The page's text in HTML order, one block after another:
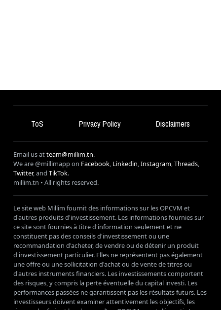
ToS Privacy Policy Disclaimers
Email us atteam@millim.tn.
We are @millimapp on Facebook, Linkedin,Instagram,Threads,
Twitter, and TikTok.
millim.tn • All rights reserved.
Le site web Millim fournit des informations sur les OPCVM et
d'autres produits d'investissement. Les informations fournies sur
ce site sont fournies à titre d'information seulement et ne
constituent pas des conseils d'investissement ou une
recommandation d'acheter, de vendre ou de détenir un produit
d'investissement particulier. Elles ne représentent pas également
une offre ou une sollicitation d'achat ou de vente de titres ou
d'autres instruments financiers. Les investissements comportent
des risques, y compris la perte éventuelle du capital investi. Les
performances passées ne garantissent pas les résultats futurs. Les
investisseurs doivent examiner attentivement les objectifs, les